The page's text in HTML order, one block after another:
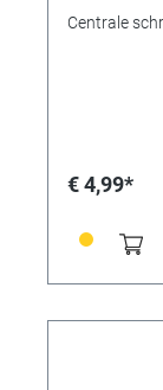
Centrale
€ 4,99*